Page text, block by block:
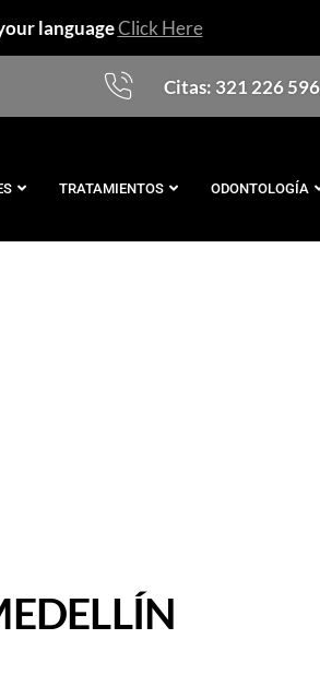
languageClick Here
Citas: 321 226
TRATAMIENTOS ODONTOLOGÍA